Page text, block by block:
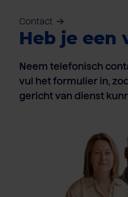
Contact
Heb je een
Neem telefonisch
vul het formulier in,
gericht van dienst